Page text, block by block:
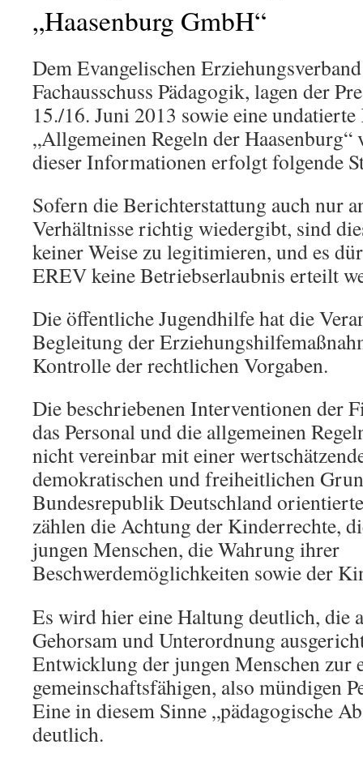
„Haasenburg GmbH“
Dem Evangelischen
Fachausschuss Pädagogik, lagen der
15./16. Juni 2013 sowie eine
„Allgemeinen Regeln der
dieser Informationen erfolgt folgende
Sofern die Berichterstattung auch nur
Verhältnisse richtig wiedergibt, sind
keiner Weise zu legitimieren, und es
EREV keine Betriebserlaubnis erteilt
Die öffentliche Jugendhilfe hat die
Begleitung der
Kontrolle der rechtlichen Vorgaben.
Die beschriebenen Interventionen der
das Personal und die allgemeinen
nicht vereinbar mit einer
demokratischen und freiheitlichen
Bundesrepublik Deutschland
zählen die Achtung der Kinderrechte,
jungen Menschen, die Wahrung ihrer
Beschwerdemöglichkeiten sowie der
Es wird hier eine Haltung deutlich, die
Gehorsam und Unterordnung
Entwicklung der jungen Menschen zur
gemeinschaftsfähigen, also mündigen
Eine in diesem Sinne „pädagogische
deutlich.